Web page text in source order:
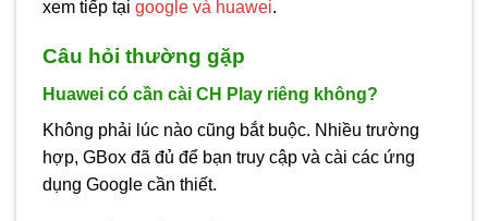
xem tiếp tại google và huawei.
Câu hỏi thường gặp
Huawei có cần cài CH Play riêng không?
Không phải lúc nào cũng bắt buộc. Nhiều trường
hợp, GBox đã đủ để bạn truy cập và cài các ứng
dụng Google cần thiết.